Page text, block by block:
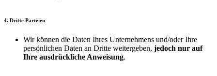
4. Dritte Parteien
Wir können die Daten Ihres Unternehmens und/oder Ihre
persönlichen Daten an Dritte weitergeben, jedoch nur auf
Ihre ausdrückliche Anweisung.